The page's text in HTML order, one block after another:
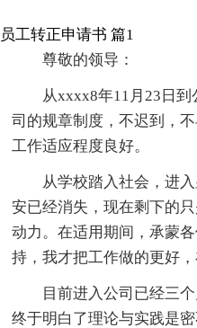
员工转正申请书 篇1
尊敬的领导：
从xxxx8年11月23日
司的规章制度，不迟到，
工作适应程度良好。
从学校踏入社会，进
安已经消失，现在剩下的
动力。在适用期间，承蒙
持，我才把工作做的更好，
目前进入公司已经三
终于明白了理论与实践是